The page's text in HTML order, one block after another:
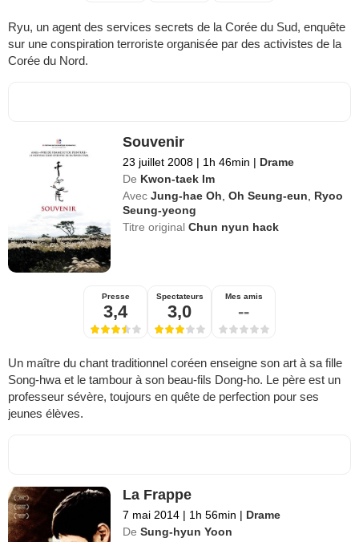
Ryu, un agent des services secrets de la Corée du Sud, enquête
sur une conspiration terroriste organisée par des activistes de la
Corée du Nord.
Souvenir
23 juillet 2008 | 1h 46min | Drame
De Kwon-taek Im
Avec Jung-hae Oh ,Oh Seung-eun
Ryoo
Seung-yeong
Titre originalChun nyun hack
Presse
3,4
Spectateurs
3,0
Mes amis
--
Un maître du chant traditionnel coréen enseigne son art à sa fille
Song-hwa et le tambour à son beau-fils Dong-ho. Le père est un
professeur sévère, toujours en quête de perfection pour ses
jeunes élèves.
La Frappe
7 mai 2014 | 1h 56min | Drame
De Sung-hyun Yoon